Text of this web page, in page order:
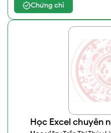
Chứng chỉ
Học Excel chuyên